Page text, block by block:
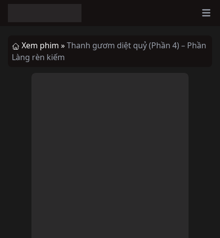
Xem phim »Thanh gươm diệt quỷ (Phần 4) – Phần
Làng rèn kiếm